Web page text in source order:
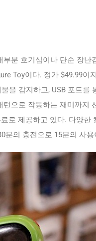
분 호기심이나 단순 장
Toy이다. 정가 $49.99이
을 감지하고, USB 포트를
으로 작동하는 재미까지
로 제공하고 있다. 다양한
분의 충전으로 15분의 사